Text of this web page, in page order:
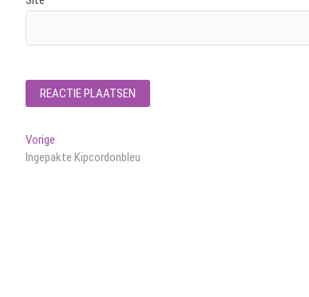
Bericht
navigatie
Vorige
bericht:
Ingepakte Kipcordonbleu